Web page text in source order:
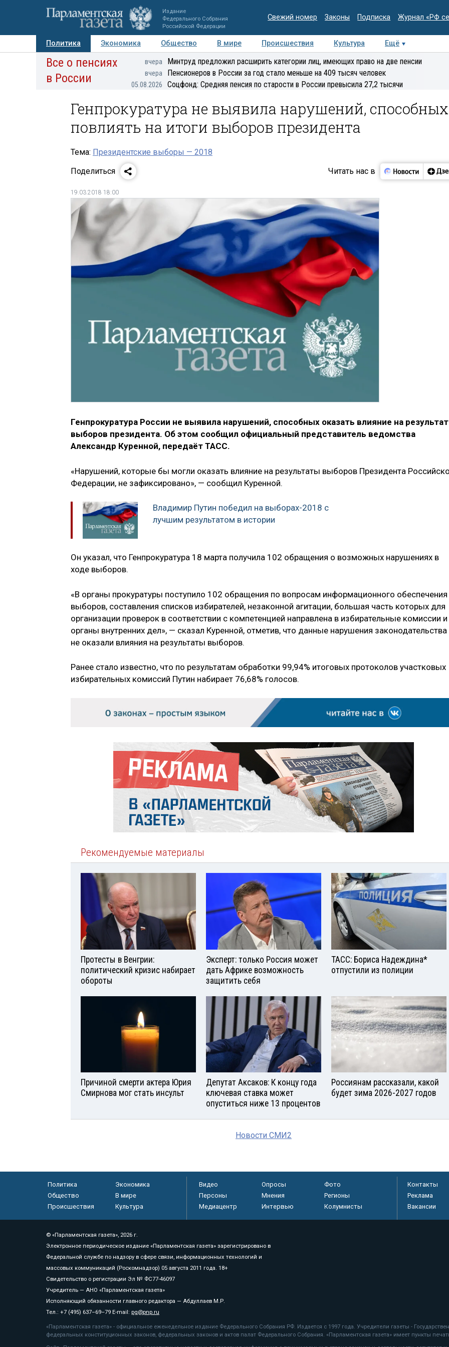
Издание
Федерального Собрания
Российской Федерации
Свежий номер Законы Подписка Журнал «РФ
Политика Экономика Общество В мире Происшествия Культура
Ещё
Авторы Персоны Мнения Регионы Медиацентр Интервью Колумнисты
Все о пенсиях
в России
вчера Минтруд предложил расширить категории лиц, имеющих право на две пенсии
вчера Пенсионеров в России за год стало меньше на 409 тысяч человек
05.08.2026 Соцфонд: Средняя пенсия по старости в России превысила 27,2 тысячи
Генпрокуратура не выявила нарушений, способных
повлиять на итоги выборов президента
Тема: Президентские выборы — 2018
Поделиться
Читать нас в
19.03.2018 18:00
Генпрокуратура России не выявила нарушений, способных оказать влияние на
выборов президента. Об этом сообщил официальный представитель ведомства
Александр Куренной, передаёт ТАСС.
«Нарушений, которые бы могли оказать влияние на результаты выборов Президента
Федерации, не зафиксировано», — сообщил Куренной.
Владимир Путин победил на выборах-2018 с
лучшим результатом в истории
Он указал, что Генпрокуратура 18 марта получила 102 обращения о возможных нарушениях в
ходе выборов.
«В органы прокуратуры поступило 102 обращения по вопросам информационного обеспечения
выборов, составления списков избирателей, незаконной агитации, большая часть которых для
организации проверок в соответствии с компетенцией направлена в избирательные комиссии и
органы внутренних дел», — сказал Куренной, отметив, что данные нарушения законодательства
не оказали влияния на результаты выборов.
Ранее стало известно, что по результатам обработки 99,94% итоговых протоколов участковых
избирательных комиссий Путин набирает 76,68% голосов.
Рекомендуемые материалы
Протесты в Венгрии:
политический кризис набирает
обороты
Эксперт: только Россия может
дать Африке возможность
защитить себя
ТАСС: Бориса Надеждина*
отпустили из полиции
Причиной смерти актера Юрия
Смирнова мог стать инсульт
Депутат Аксаков: К концу года
ключевая ставка может
опуститься ниже 13 процентов
Россиянам рассказали, какой
будет зима 2026-2027 годов
Новости СМИ2
Политика
Экономика
Общество
В мире
Происшествия
Культура
Видео Опросы
Фото
Персоны
Мнения
Регионы
Медиацентр
Интервью Колумнисты
Контакты
Реклама
Вакансии
© «Парламентская газета», 2026 г.
Электронное периодическое издание «Парламентская газета» зарегистрировано в
Федеральной службе по надзору в сфере связи, информационных технологий и
массовых коммуникаций (Роскомнадзор) 05 августа 2011 года. 18+
Свидетельство о регистрации Эл № ФС77-46097
Учредитель — АНО «Парламентская газета»
Исполняющий обязанности главного редактора — Абдуллаев М.Р.
Тел.: +7 (495) 637–69–79 E-mail: pg@pnp.ru
«Парламентская газета» - официальное еженедельное издание Федерального Собрания РФ. Издается с 1997 года. Учредители газеты -
федеральных конституционных законов, федеральных законов и актов палат Федерального Собрания. «Парламентская газета» имеет пункты